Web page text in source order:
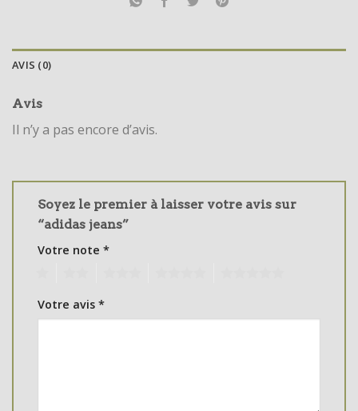
AVIS (0)
Avis
Il n’y a pas encore d’avis.
Soyez le premier à laisser votre avis sur
“adidas jeans”
Votre note *
Votre avis *